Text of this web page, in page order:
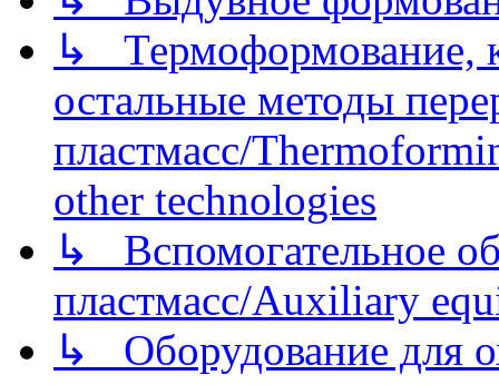
↳ Термоформование,
остальные методы
пластмасс/
other technologies
↳ Вспомогательное
пластмасс/Auxiliary
↳ Оборудование для